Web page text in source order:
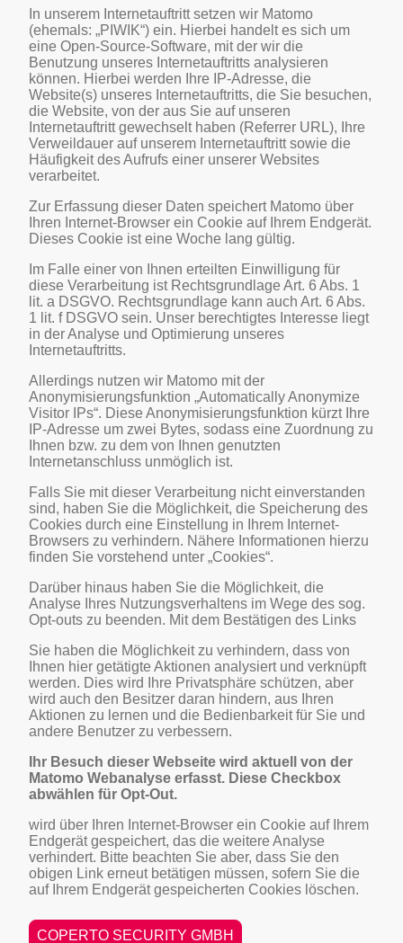
In unserem Internetauftritt setzen wir Matomo
(ehemals: „PIWIK“) ein. Hierbei handelt es sich um
eine Open-Source-Software, mit der wir die
Benutzung unseres Internetauftritts analysieren
können. Hierbei werden Ihre IP-Adresse, die
Website(s) unseres Internetauftritts, die Sie besuchen,
die Website, von der aus Sie auf unseren
Internetauftritt gewechselt haben (Referrer URL), Ihre
Verweildauer auf unserem Internetauftritt sowie die
Häufigkeit des Aufrufs einer unserer Websites
verarbeitet.
Zur Erfassung dieser Daten speichert Matomo über
Ihren Internet-Browser ein Cookie auf Ihrem Endgerät.
Dieses Cookie ist eine Woche lang gültig.
Im Falle einer von Ihnen erteilten Einwilligung für
diese Verarbeitung ist Rechtsgrundlage Art. 6 Abs. 1
lit. a DSGVO. Rechtsgrundlage kann auch Art. 6 Abs.
1 lit. f DSGVO sein. Unser berechtigtes Interesse liegt
in der Analyse und Optimierung unseres
Internetauftritts.
Allerdings nutzen wir Matomo mit der
Anonymisierungsfunktion „Automatically Anonymize
Visitor IPs“. Diese Anonymisierungsfunktion kürzt Ihre
IP-Adresse um zwei Bytes, sodass eine Zuordnung zu
Ihnen bzw. zu dem von Ihnen genutzten
Internetanschluss unmöglich ist.
Falls Sie mit dieser Verarbeitung nicht einverstanden
sind, haben Sie die Möglichkeit, die Speicherung des
Cookies durch eine Einstellung in Ihrem Internet-
Browsers zu verhindern. Nähere Informationen hierzu
finden Sie vorstehend unter „Cookies“.
Darüber hinaus haben Sie die Möglichkeit, die
Analyse Ihres Nutzungsverhaltens im Wege des sog.
Opt-outs zu beenden. Mit dem Bestätigen des Links
Sie haben die Möglichkeit zu verhindern, dass von
Ihnen hier getätigte Aktionen analysiert und verknüpft
werden. Dies wird Ihre Privatsphäre schützen, aber
wird auch den Besitzer daran hindern, aus Ihren
Aktionen zu lernen und die Bedienbarkeit für Sie und
andere Benutzer zu verbessern.
Ihr Besuch dieser Webseite wird aktuell von der
Matomo Webanalyse erfasst. Diese Checkbox
abwählen für Opt-Out.
wird über Ihren Internet-Browser ein Cookie auf Ihrem
Endgerät gespeichert, das die weitere Analyse
verhindert. Bitte beachten Sie aber, dass Sie den
obigen Link erneut betätigen müssen, sofern Sie die
auf Ihrem Endgerät gespeicherten Cookies löschen.
COPERTO SECURITY GMBH